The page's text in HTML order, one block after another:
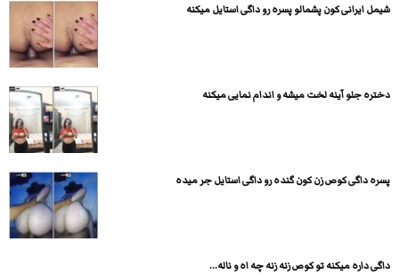
شیمل ایرانی کون پشمالو پسره رو داگی استایل میکنه
دختره جلو آینه لخت میشه و اندام نمایی میکنه
پسره داگی کوص زن کون گنده رو داگی استایل جر میده
داگی داره میکنه تو کوص زنه زنه چه اه و ناله...